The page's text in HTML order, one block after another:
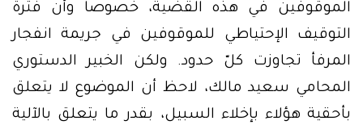
الموقوفين في هذه القضية، خصوصاً وأن فترة
التوقيف الإحتياطي للموقوفين في جريمة انفجار
المرفأ تجاوزت كلّ حدود. ولكن الخبير الدستوري
المحامي سعيد مالك، لاحظ أن الموضوع لا يتعلق
بأحقية هؤلاء بإخلاء السبيل، بقدر ما يتعلق بالآلية